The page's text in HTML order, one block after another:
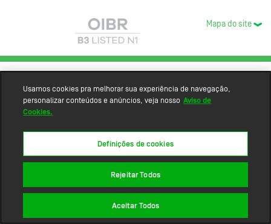
Mapa do site
Usamos cookies pra melhorar sua experiência de navegação,
personalizar conteúdos e anúncios, veja nosso Aviso de
Cookies.
Definições de cookies
Rejeitar Todos
Aceitar Todos